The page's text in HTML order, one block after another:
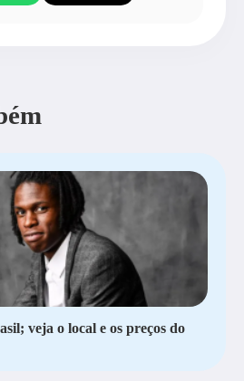
veja o local e os preços do